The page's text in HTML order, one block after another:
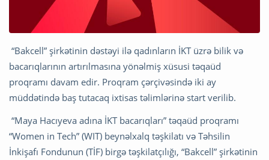
“Bakcell” şirkətinin dəstəyi ilə qadınların İKT üzrə bilik və
bacarıqlarının artırılmasına yönəlmiş xüsusi təqaüd
proqramı davam edir. Proqram çərçivəsində iki ay
müddətində baş tutacaq ixtisas təlimlərinə start verilib.
“Maya Hacıyeva adına İKT bacarıqları” təqaüd proqramı
“Women in Tech” (WIT) beynəlxalq təşkilatı və Təhsilin
İnkişafı Fondunun (TİF) birgə təşkilatçılığı, “Bakcell” şirkətinin